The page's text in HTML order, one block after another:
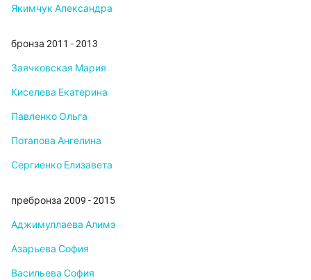
Якимчук Александра
бронза 2011 - 2013
Заячковская Мария
Киселева Екатерина
Павленко Ольга
Потапова Ангелина
Сергиенко Елизавета
пребронза 2009 - 2015
Аджимуллаева Алимэ
Азарьева София
Васильева София